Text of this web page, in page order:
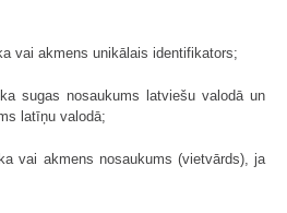
vai akmens unikālais identifikators;
sugas nosaukums latviešu valodā un
latīņu valodā;
vai akmens nosaukums (vietvārds), ja